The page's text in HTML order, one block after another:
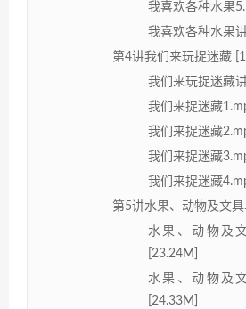
我喜欢各种水果
我喜欢各种水果
第4讲我们来玩捉迷藏
我们来玩捉迷藏
我们来捉迷藏
我们来捉迷藏
我们来捉迷藏
我们来捉迷藏
第5讲水果、动物及文
水果、动物及
[23.24M]
水果、动物及
[24.33M]